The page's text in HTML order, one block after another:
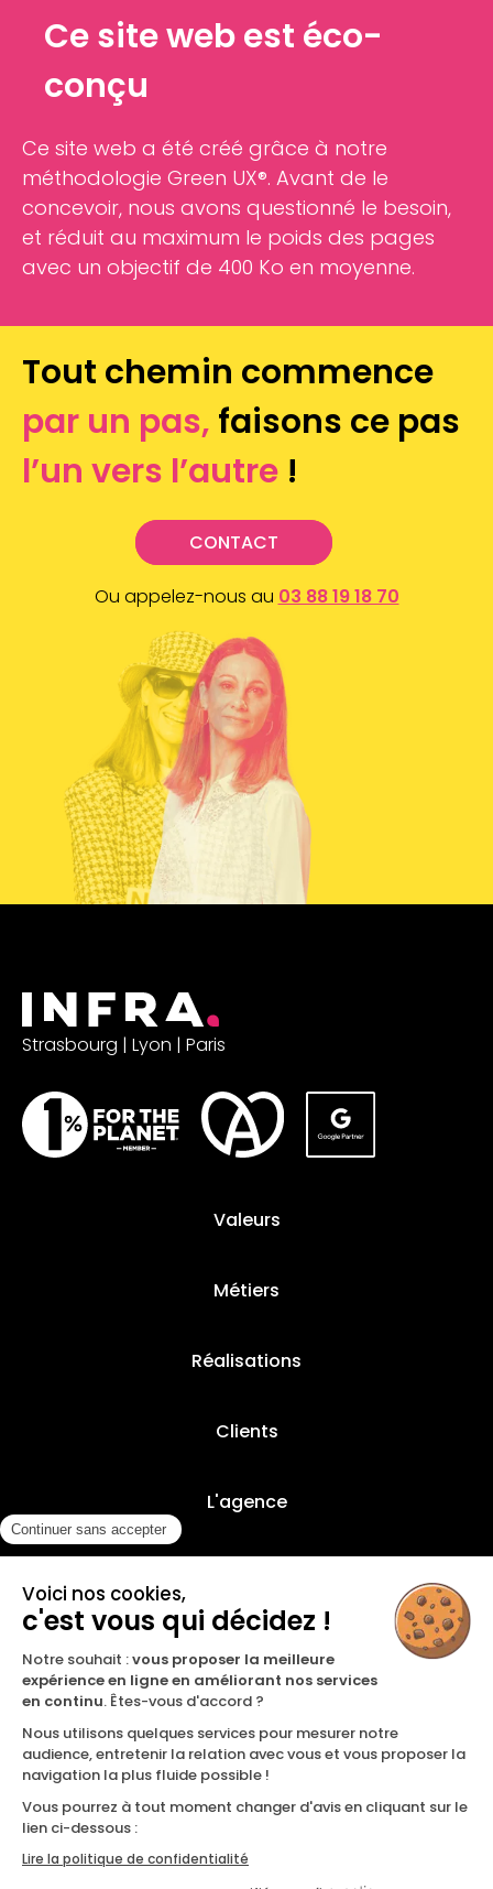
Ce site web est éco-
conçu
Ce site web a été créé grâce à notre
méthodologie Green UX®. Avant de le
concevoir, nous avons questionné le besoin,
et réduit au maximum le poids des pages
avec un objectif de 400 Ko en moyenne.
Tout chemin commence
par un pas, faisons ce pas
l’un vers l’autre !
CONTACT
Ou appelez-nous au 03 88 19 18 70
Strasbourg | Lyon | Paris
Valeurs
Métiers
Réalisations
Clients
L'agence
LINKEDIN YOUTUBE INSTAGRAM
|